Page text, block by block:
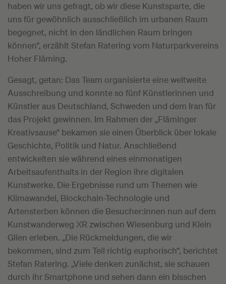
haben wir uns gefragt, ob wir diese Kunstsparte, die
uns für gewöhnlich ausschließlich im urbanen Raum
begegnet, nicht in den ländlichen Raum bringen
können“, erzählt Stefan Ratering vom Naturparkvereins
Hoher Fläming.
Gesagt, getan: Das Team organisierte eine weltweite
Ausschreibung und konnte so fünf Künstlerinnen und
Künstler aus Deutschland, Schweden und dem Iran für
das Projekt gewinnen. Im Rahmen der „Fläminger
Kreativsause“ bekamen sie einen Überblick über lokale
Geschichte, Politik und Natur. Anschließend
entwickelten sie während eines einmonatigen
Arbeitsaufenthalts in der Region ihre digitalen
Kunstwerke. Die Ergebnisse rund um Themen wie
Klimawandel, Blockchain-Technologie und
Artensterben können die Besucher:innen nun auf dem
Kunstwanderweg XR zwischen Wiesenburg und Klein
Glien erleben. „Die Rückmeldungen, die wir
bekommen, sind zum Teil richtig euphorisch“, berichtet
Stefan Ratering. „Viele denken zunächst, sie schauen
durch ihr Smartphone und sehen dann ein bisschen